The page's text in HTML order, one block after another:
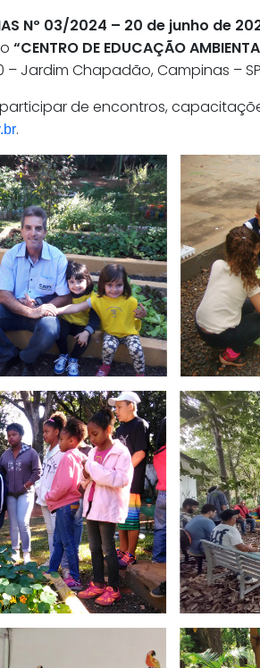
Nº 03/2024 – 20 de junho de
“CENTRO DE EDUCAÇÃO
– Jardim Chapadão, Campinas –
de encontros,
.